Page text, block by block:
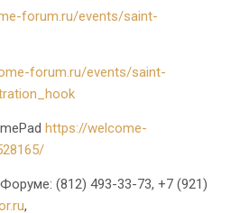
forum.ru/events/saint-
forum.ru/events/saint-
https://welcome-
(812) 493-33-73, +7 (921)
,